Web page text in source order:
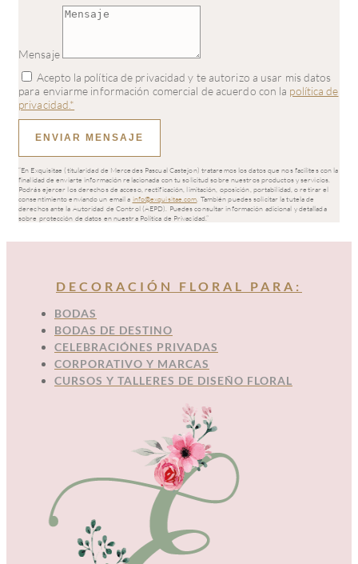
Mensaje
Acepto la política de privacidad y te autorizo a usar mis datos
para enviarme información comercial de acuerdo con la política de
privacidad.*
ENVIAR MENSAJE
“En Exquisitae (titularidad de Mercedes Pascual Castejon) trataremos los datos que nos facilites con la
finalidad de enviarte información relacionada con tu solicitud sobre nuestros productos y servicios.
Podrás ejercer los derechos de acceso, rectificación, limitación, oposición, portabilidad, o retirar el
consentimiento enviando un email a info@exquisitae.com . También puedes solicitar la tutela de
derechos ante la Autoridad de Control (AEPD). Puedes consultar información adicional y detallada
sobre protección de datos en nuestra Política de Privacidad.”
DECORACIÓN FLORAL PARA:
BODAS
BODAS DE DESTINO
CELEBRACIÓNES PRIVADAS
CORPORATIVO Y MARCAS
CURSOS Y TALLERES DE DISEÑO FLORAL